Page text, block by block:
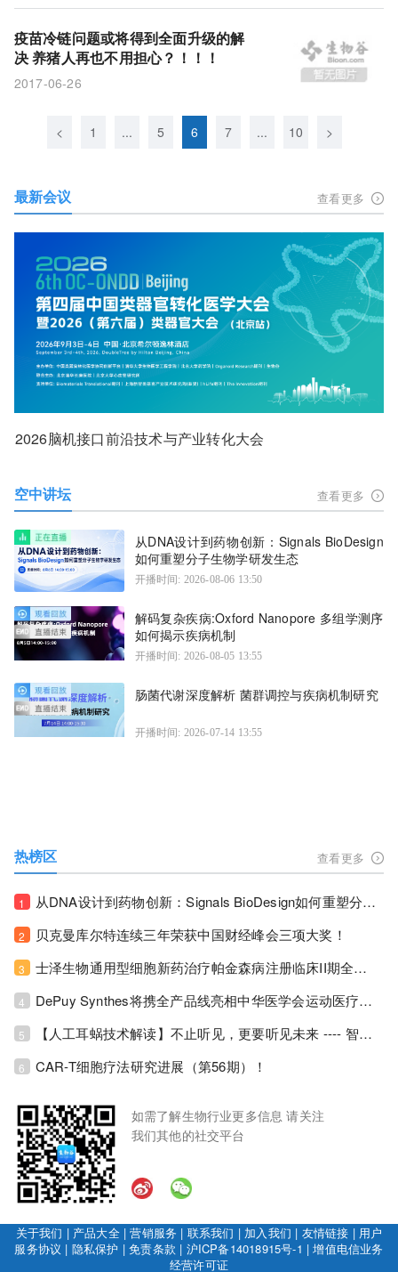
疫苗冷链问题或将得到全面升级的解
决 养猪人再也不用担心？！！！
2017-06-26
< 1 ... 5 6 7 ... 10 >
最新会议 查看更多
2026脑机接口前沿技术与产业转化大会
空中讲坛 查看更多
从DNA设计到药物创新：Signals BioDesign
如何重塑分子生物学研发生态
开播时间: 2026-08-06 13:50
解码复杂疾病:Oxford Nanopore 多组学测序
如何揭示疾病机制
开播时间: 2026-08-05 13:55
肠菌代谢深度解析 菌群调控与疾病机制研究
开播时间: 2026-07-14 13:55
热榜区 查看更多
1 从DNA设计到药物创新：Signals BioDesign如何重塑分子生物学研发生态！
2 贝克曼库尔特连续三年荣获中国财经峰会三项大奖！
3 士泽生物通用型细胞新药治疗帕金森病注册临床II期全部入组完成！
4 DePuy Synthes将携全产品线亮相中华医学会运动医疗分会大会，加码布局中国运动医学创新赛道！
5 【人工耳蜗技术解读】不止听见，更要听见未来 ---- 智能耳蜗，开启人工耳蜗技术新纪元！
6 CAR-T细胞疗法研究进展（第56期）！
如需了解生物行业更多信息 请关注
我们其他的社交平台
关于我们 | 产品大全|营销服务 | 联系我们 | 加入我们 | 友情链接 | 用户
服务协议 | 隐私保护 |免责条款 | 沪ICP备14018915号-1 |增值电信业务
经营许可证